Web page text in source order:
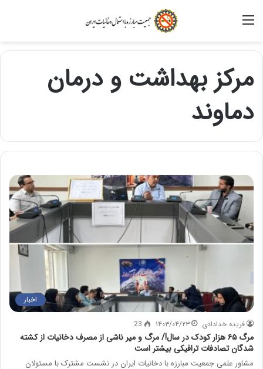
مرکز بهداشت و درمان
دماوند
اخبار
فریده خدادادی ۱۴۰۳/۰۴/۲۳ 23
مرگ ۶۵ هزار کودک در سال!/ مرگ و میر ناشی از مصرف دخانیات از کشته
شدگان تصادفات ترافیکی بیشتر است
مشاور علمی جمعیت مبارزه با دخانیات ایران در نشست مشترک با مسئولان